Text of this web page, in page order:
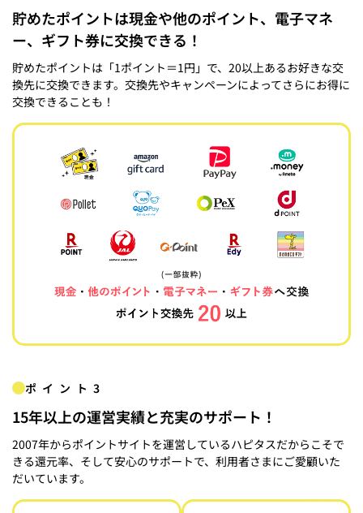
貯めたポイントは現金や他のポイント、電子マネ
ー、ギフト券に交換できる！
貯めたポイントは「1ポイント＝1円」で、20以上あるお好きな交
換先に交換できます。交換先やキャンペーンによってさらにお得に
交換できることも！
ポイント3
15年以上の運営実績と充実のサポート！
2007年からポイントサイトを運営しているハピタスだからこそで
きる還元率、そして安心のサポートで、利用者さまにご愛顧いた
だいています。